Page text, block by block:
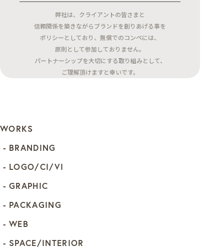
弊社は、クライアントの皆さまと
信頼関係を築きながらブランドを創りあげる事を
ポリシーとしており、無償でのコンペには、
原則として参加しておりません。
パートナーシップを大切にする取り組みとして、
ご理解頂けますと幸いです。
WORKS
BRANDING
LOGO/CI/VI
GRAPHIC
PACKAGING
WEB
SPACE/INTERIOR